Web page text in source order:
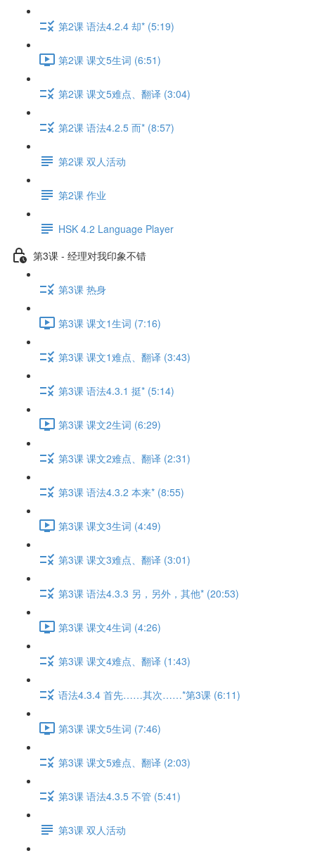
第2课 语法4.2.4 却* (5:19)
第2课 课文5生词 (6:51)
第2课 课文5难点、翻译 (3:04)
第2课 语法4.2.5 而* (8:57)
第2课 双人活动
第2课 作业
HSK 4.2 Language Player
第3课 - 经理对我印象不错
第3课 热身
第3课 课文1生词 (7:16)
第3课 课文1难点、翻译 (3:43)
第3课 语法4.3.1 挺* (5:14)
第3课 课文2生词 (6:29)
第3课 课文2难点、翻译 (2:31)
第3课 语法4.3.2 本来* (8:55)
第3课 课文3生词 (4:49)
第3课 课文3难点、翻译 (3:01)
第3课 语法4.3.3 另，另外，其他* (20:53)
第3课 课文4生词 (4:26)
第3课 课文4难点、翻译 (1:43)
语法4.3.4 首先……其次……*第3课 (6:11)
第3课 课文5生词 (7:46)
第3课 课文5难点、翻译 (2:03)
第3课 语法4.3.5 不管 (5:41)
第3课 双人活动